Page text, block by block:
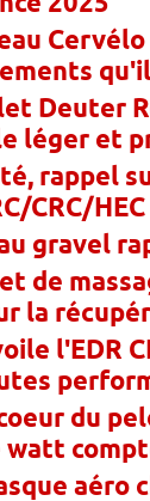
Deuter
léger et
rappel
CRC/HEC
gravel
de
la
l'EDR
du
watt
aéro